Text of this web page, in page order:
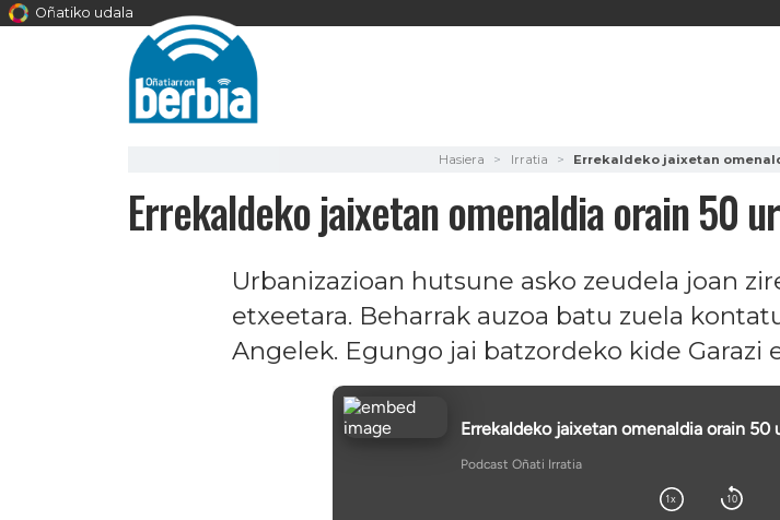
Oñatiko udala
Hasiera Irratia Errekaldeko jaixetan
Errekaldeko jaixetan omenaldia orain 50
Urbanizazioan hutsune asko zeudela joan
etxeetara. Beharrak auzoa batu zuela
Angelek. Egungo jai batzordeko kide Garazi